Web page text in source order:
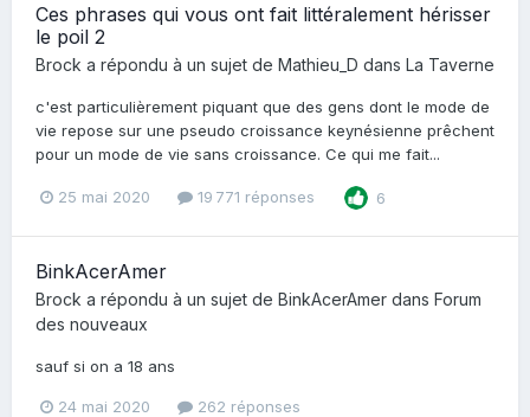
Ces phrases qui vous ont fait littéralement hérisser
le poil 2
Brock a répondu à un sujet de Mathieu_D dans La Taverne
c'est particulièrement piquant que des gens dont le mode de
vie repose sur une pseudo croissance keynésienne prêchent
pour un mode de vie sans croissance. Ce qui me fait...
25 mai 2020 19 771 réponses 6
BinkAcerAmer
Brock a répondu à un sujet de BinkAcerAmer dans Forum
des nouveaux
sauf si on a 18 ans
24 mai 2020 262 réponses